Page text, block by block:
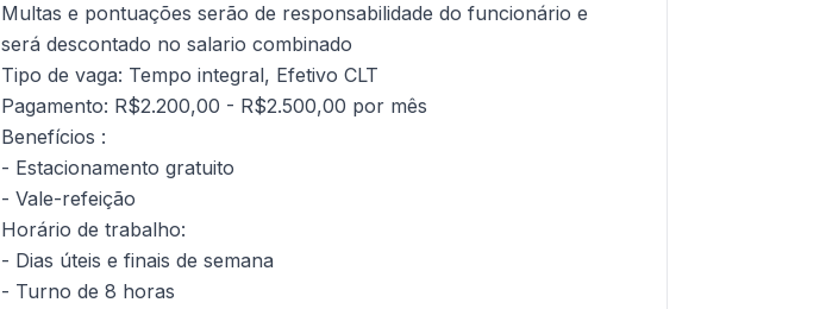
Multas e pontuações serão de responsabilidade do funcionário e
será descontado no salario combinado
Tipo de vaga: Tempo integral, Efetivo CLT
Pagamento: R$2.200,00 - R$2.500,00 por mês
Benefícios :
- Estacionamento gratuito
- Vale-refeição
Horário de trabalho:
- Dias úteis e finais de semana
- Turno de 8 horas